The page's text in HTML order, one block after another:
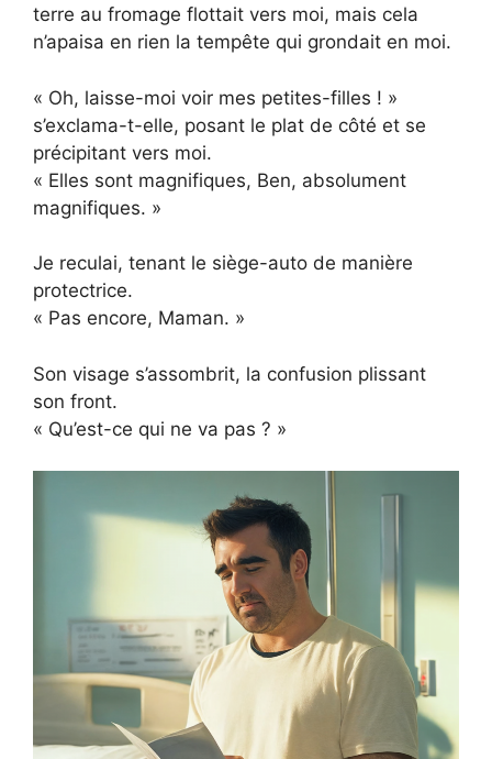
terre au fromage flottait vers moi, mais cela
n’apaisa en rien la tempête qui grondait en moi.
« Oh, laisse-moi voir mes petites-filles ! »
s’exclama-t-elle, posant le plat de côté et se
précipitant vers moi.
« Elles sont magnifiques, Ben, absolument
magnifiques. »
Je reculai, tenant le siège-auto de manière
protectrice.
« Pas encore, Maman. »
Son visage s’assombrit, la confusion plissant
son front.
« Qu’est-ce qui ne va pas ? »